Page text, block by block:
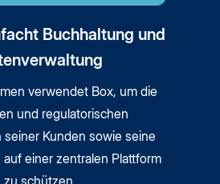
Buchhaltung und
verwendet Box, um die
und regulatorischen
seiner Kunden sowie seine
einer zentralen Plattform